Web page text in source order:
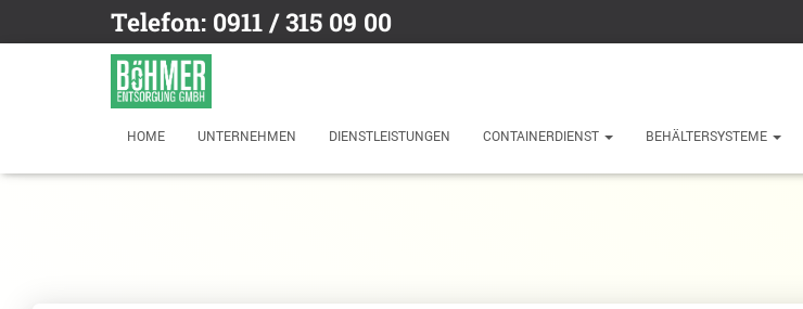
Telefon: 0911 / 315 09 00
HOME UNTERNEHMEN DIENSTLEISTUNGEN CONTAINERDIENST BEHÄLTERSYSTEME